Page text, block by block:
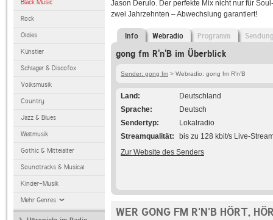
Black Music
Rock
Oldies
Künstler
Schlager & Discofox
Volksmusik
Country
Jazz & Blues
Weltmusik
Gothic & Mittelalter
Soundtracks & Musical
Kinder-Musik
Mehr Genres
Jason Derulo. Der perfekte Mix nicht nur für
zwei Jahrzehnten – Abwechslung garantiert!
Info Webradio Programm
gong fm R'n'B im Überblick
Sender: gong fm > Webradio: gong fm R'n'B
Land
Deutschland
Sprache
Deutsch
Sendertyp
Lokalradio
Streamqualität
bis zu 128 kbit/s Live-
Zur Website des Senders
WER GONG FM R'N'B HÖRT,